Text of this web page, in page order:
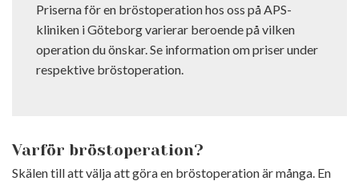
Priserna för en bröstoperation hos oss på APS-
kliniken i Göteborg varierar beroende på vilken
operation du önskar. Se information om priser under
respektive bröstoperation.
Varför bröstoperation?
Skälen till att välja att göra en bröstoperation är många. En